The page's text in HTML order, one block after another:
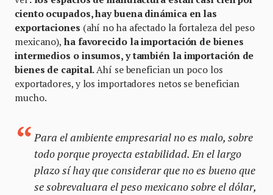
ciento ocupados, hay buena dinámica en las
exportaciones (ahí no ha afectado la fortaleza del peso
mexicano), ha favorecido la importación de bienes
intermedios o insumos, y también la importación de
bienes de capital.Ahí se benefician un poco los
exportadores, y los importadores netos se benefician
mucho.
Para el ambiente empresarial no es malo, sobre
todo porque proyecta estabilidad. En el largo
plazo sí hay que considerar que no es bueno que
se sobrevaluara el peso mexicano sobre el dólar,